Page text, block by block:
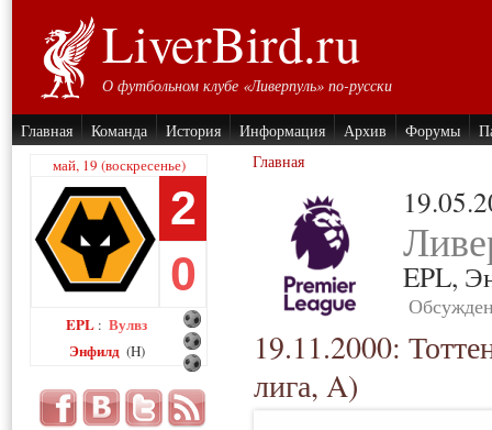
LiverBird.ru
О футбольном клубе «Ливерпуль» по-русски
Главная Команда История Информация Архив Форумы
май, 19 (воскресенье)
2
0
EPL : Вулвз
Энфилд (H)
Главная
EPL,
19.11.2000:
лига, A)